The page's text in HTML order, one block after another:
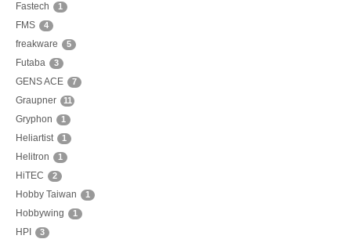
Fastech 1
FMS 4
freakware 5
Futaba 3
GENS ACE 7
Graupner 11
Gryphon 1
Heliartist 1
Helitron 1
HiTEC 2
Hobby Taiwan 1
Hobbywing 1
HPI 3